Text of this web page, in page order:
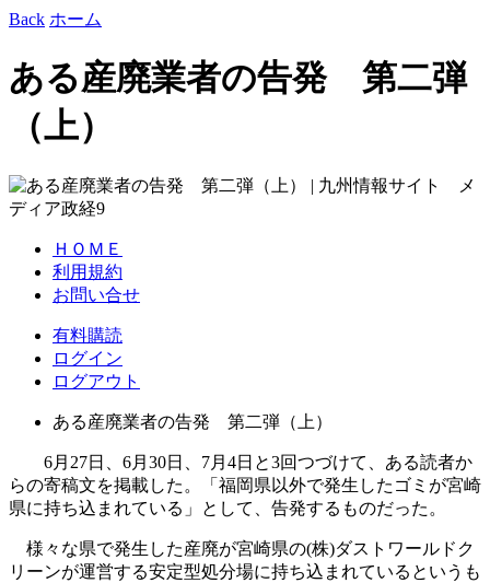
Back ホーム
ある産廃業者の告発 第二弾
（上）
ＨＯＭＥ
利用規約
お問い合せ
有料購読
ログイン
ログアウト
ある産廃業者の告発 第二弾（上）
6月27日、6月30日、7月4日と3回つづけて、ある読者か
らの寄稿文を掲載した。「福岡県以外で発生したゴミが宮崎
県に持ち込まれている」として、告発するものだった。
様々な県で発生した産廃が宮崎県の(株)ダストワールドク
リーンが運営する安定型処分場に持ち込まれているというも